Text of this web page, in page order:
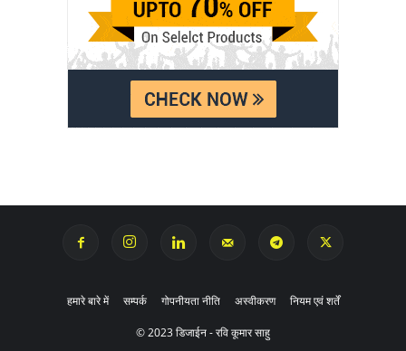
हमारे बारे में सम्पर्क गोपनीयता नीति अस्वीकरण नियम एवं शर्तें
© 2023 डिजाईन - रवि कूमार साहु